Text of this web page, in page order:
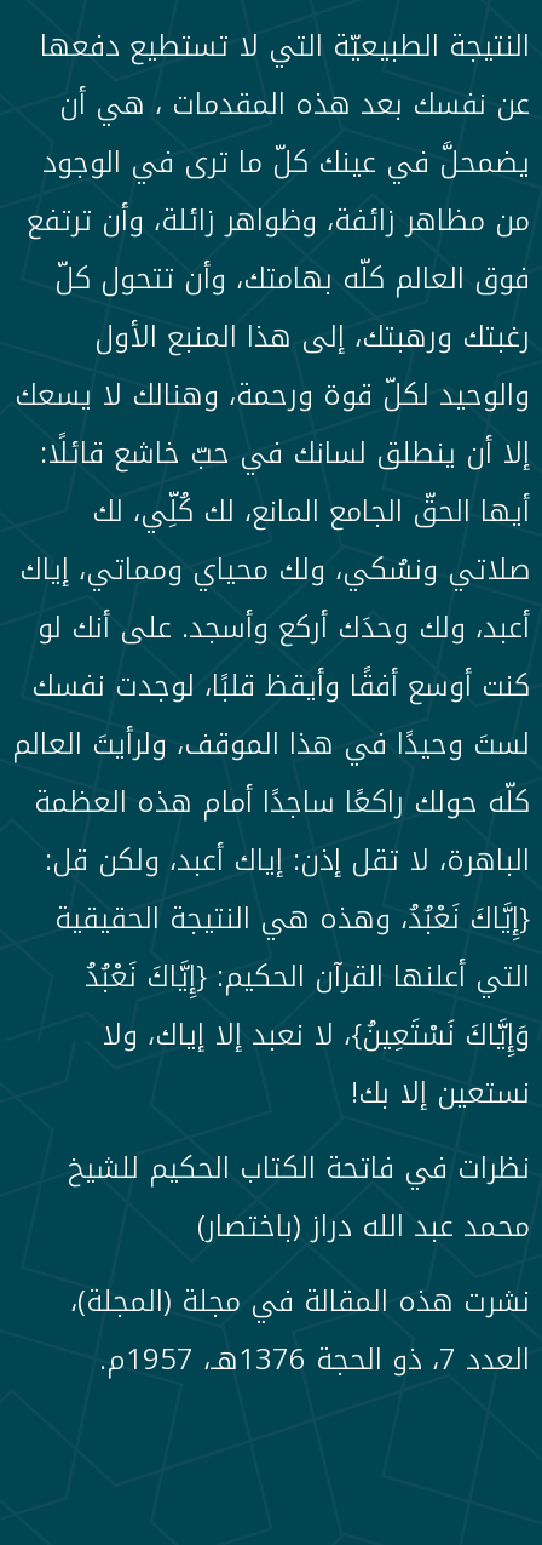
النتيجة الطبيعيّة التي لا تستطيع دفعها
عن نفسك بعد هذه المقدمات ، هي أن
يضمحلَّ في عينك كلّ ما ترى في الوجود
من مظاهر زائفة، وظواهر زائلة، وأن ترتفع
فوق العالم كلّه بهامتك، وأن تتحول كلّ
رغبتك ورهبتك، إلى هذا المنبع الأول
والوحيد لكلّ قوة ورحمة، وهنالك لا يسعك
إلا أن ينطلق لسانك في حبّ خاشع قائلًا:
أيها الحقّ الجامع المانع، لك كُلِّي، لك
صلاتي ونسُكي، ولك محياي ومماتي، إياك
أعبد، ولك وحدَك أركع وأسجد. على أنك لو
كنت أوسع أفقًا وأيقظ قلبًا، لوجدت نفسك
لستَ وحيدًا في هذا الموقف، ولرأيتَ العالم
كلّه حولك راكعًا ساجدًا أمام هذه العظمة
الباهرة، لا تقل إذن: إياك أعبد، ولكن قل:
{إِيَّاكَ نَعْبُدُ، وهذه هي النتيجة الحقيقية
التي أعلنها القرآن الحكيم: {إِيَّاكَ نَعْبُدُ
وَإِيَّاكَ نَسْتَعِينُ}، لا نعبد إلا إياك، ولا
نستعين إلا بك!
نظرات في فاتحة الكتاب الحكيم للشيخ
محمد عبد الله دراز (باختصار)
نشرت هذه المقالة في مجلة (المجلة)،
العدد 7، ذو الحجة 1376هـ، 1957م.